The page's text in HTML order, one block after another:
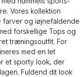
Vores kollektion
farver og iøjnefaldende
forskellige Tops og
træningsoutfit. For
med en let
et sporty look, der
Fuldend dit look